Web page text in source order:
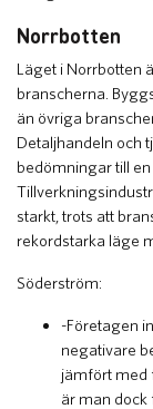
Norrbotten
Läget i Norrbotten
branscherna.
än övriga
Detaljhandeln och
bedömningar till
starkt, trots att
rekordstarka läge
Söderström:
-Företagen
negativare
jämfört med
är man dock